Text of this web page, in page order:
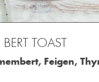
TOAST
Feigen,